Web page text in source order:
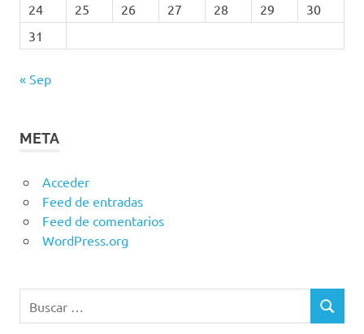
24
25 26 27 28 29
30
31
« Sep
META
Acceder
Feed de entradas
Feed de comentarios
WordPress.org
BUSCAR